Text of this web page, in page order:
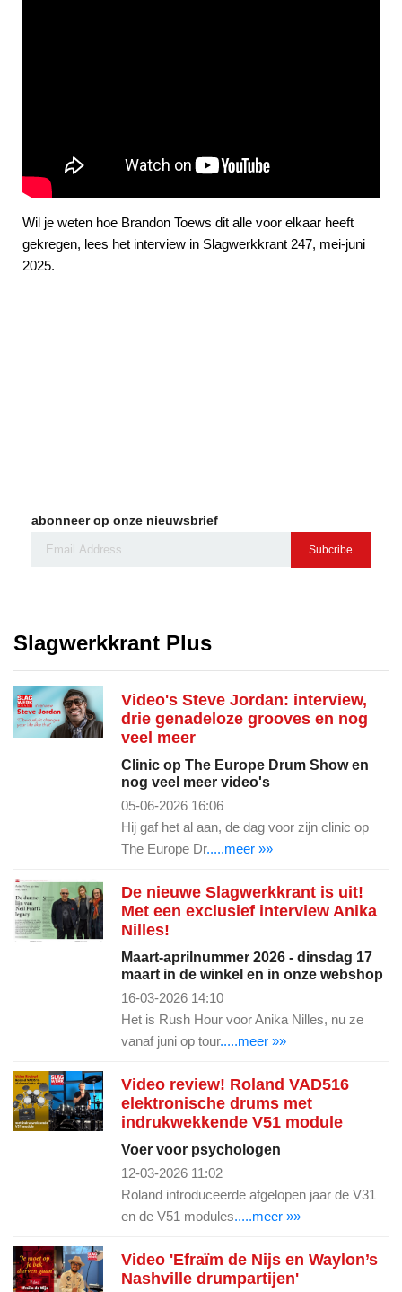
Wil je weten hoe Brandon Toews dit alle voor elkaar heeft
gekregen, lees het interview in Slagwerkkrant 247, mei-juni
2025.
abonneer op onze nieuwsbrief
Subcribe
Slagwerkkrant Plus
Video's Steve Jordan: interview,
drie genadeloze grooves en nog
veel meer
Clinic op The Europe Drum Show en
nog veel meer video's
05-06-2026 16:06
Hij gaf het al aan, de dag voor zijn clinic op
The Europe Dr.....meer »»
De nieuwe Slagwerkkrant is uit!
Met een exclusief interview Anika
Nilles!
Maart-aprilnummer 2026 - dinsdag 17
maart in de winkel en in onze webshop
16-03-2026 14:10
Het is Rush Hour voor Anika Nilles, nu ze
vanaf juni op tour.....meer »»
Video review! Roland VAD516
elektronische drums met
indrukwekkende V51 module
Voer voor psychologen
12-03-2026 11:02
Roland introduceerde afgelopen jaar de V31
en de V51 modules.....meer »»
Video 'Efraïm de Nijs en Waylon’s
Nashville drumpartijen'